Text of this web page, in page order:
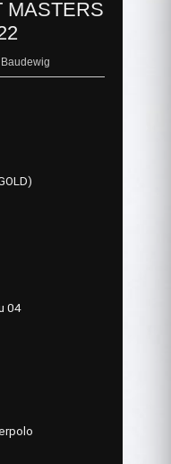
MASTERS
Baudewig
04